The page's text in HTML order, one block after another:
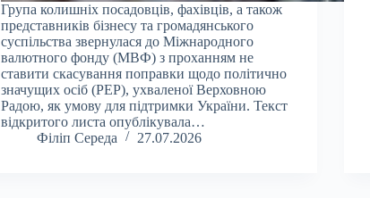
Група колишніх посадовців, фахівців, а також
представників бізнесу та громадянського
суспільства звернулася до Міжнародного
валютного фонду (МВФ) з проханням не
ставити скасування поправки щодо політично
значущих осіб (PEP), ухваленої Верховною
Радою, як умову для підтримки України. Текст
відкритого листа опублікувала…
Філіп Середа
27.07.2026